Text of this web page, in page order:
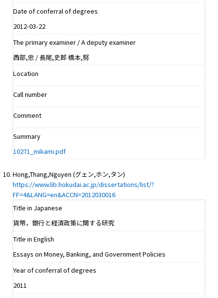
Date of conferral of degrees
2012-03-22
The primary examiner / A deputy examiner
西部,忠 / 長尾,史郎 橋本,努
Location
Call number
Comment
Summary
10271_mikami.pdf
Hong,Thang,Nguyen (グェン,ホン,タン)
https://www.lib.hokudai.ac.jp/dissertations/list/?
FF=4&LANG=en&ACCN=2012030016
Title in Japanese
貨幣，銀行と経済政策に関する研究
Title in English
Essays on Money, Banking, and Government Policies
Year of conferral of degrees
2011